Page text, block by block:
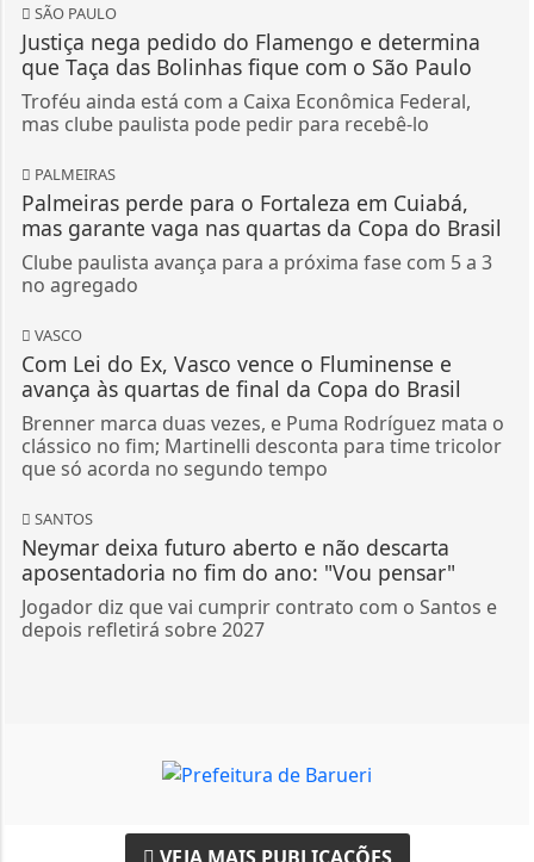
SÃO PAULO
Justiça nega pedido do Flamengo e determina
que Taça das Bolinhas fique com o São Paulo
Troféu ainda está com a Caixa Econômica Federal,
mas clube paulista pode pedir para recebê-lo
PALMEIRAS
Palmeiras perde para o Fortaleza em Cuiabá,
mas garante vaga nas quartas da Copa do Brasil
Clube paulista avança para a próxima fase com 5 a 3
no agregado
VASCO
Com Lei do Ex, Vasco vence o Fluminense e
avança às quartas de final da Copa do Brasil
Brenner marca duas vezes, e Puma Rodríguez mata o
clássico no fim; Martinelli desconta para time tricolor
que só acorda no segundo tempo
SANTOS
Neymar deixa futuro aberto e não descarta
aposentadoria no fim do ano: "Vou pensar"
Jogador diz que vai cumprir contrato com o Santos e
depois refletirá sobre 2027